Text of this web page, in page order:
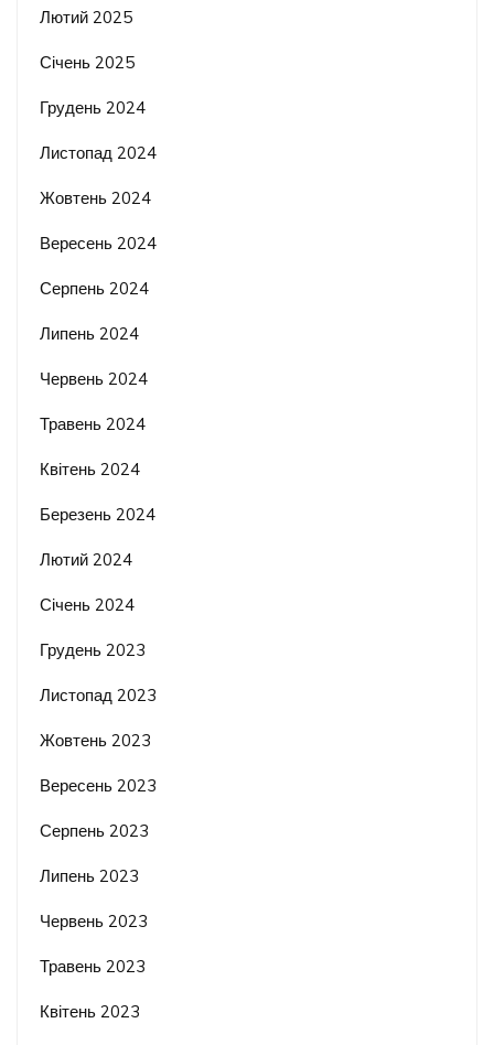
Лютий 2025
Січень 2025
Грудень 2024
Листопад 2024
Жовтень 2024
Вересень 2024
Серпень 2024
Липень 2024
Червень 2024
Травень 2024
Квітень 2024
Березень 2024
Лютий 2024
Січень 2024
Грудень 2023
Листопад 2023
Жовтень 2023
Вересень 2023
Серпень 2023
Липень 2023
Червень 2023
Травень 2023
Квітень 2023